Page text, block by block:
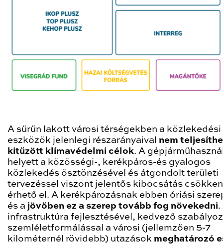
A sűrűn lakott városi térségekben a közlekedési
eszközök jelenlegi részarányaival nem
kitűzött klímavédelmi célok. A
helyett a közösségi-, kerékpáros-és gyalogos
közlekedés ösztönzésével és átgondolt területi
tervezéssel viszont jelentős kibocsátás
érhető el. A kerékpározásnak ebben óriási
és a jövőben ez a szerep tovább fog növekedni.
infrastruktúra fejlesztésével, kedvező
szemléletformálással a városi (jellemzően 5-7
kilométernél rövidebb) utazások meghatározó